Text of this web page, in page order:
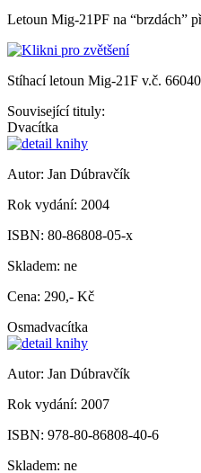
Letoun Mig-21PF na “brzdách”
Stíhací letoun Mig-21F v.č.
Související tituly:
Dvacítka
Autor: Jan Dúbravčík
Rok vydání: 2004
ISBN: 80-86808-05-x
Skladem: ne
Cena: 290,- Kč
Osmadvacítka
Autor: Jan Dúbravčík
Rok vydání: 2007
ISBN: 978-80-86808-40-6
Skladem: ne